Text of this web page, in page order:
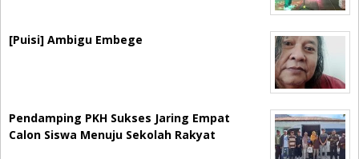
[Puisi] Ambigu Embege
Pendamping PKH Sukses Jaring Empat
Calon Siswa Menuju Sekolah Rakyat